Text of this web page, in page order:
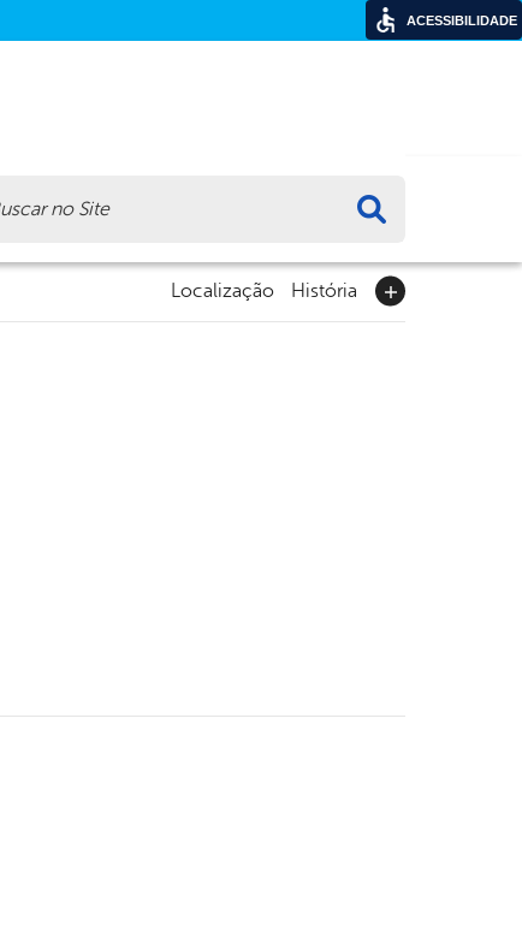
Localização História
ACESSIBILIDADE